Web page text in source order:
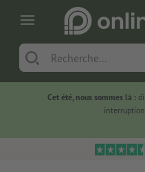
Cet été, nous sommes là :